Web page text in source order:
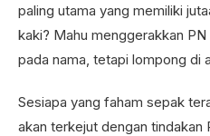
paling utama yang memiliki
kaki? Mahu menggerakkan
pada nama, tetapi lompong di
Sesiapa yang faham sepak
akan terkejut dengan tindakan